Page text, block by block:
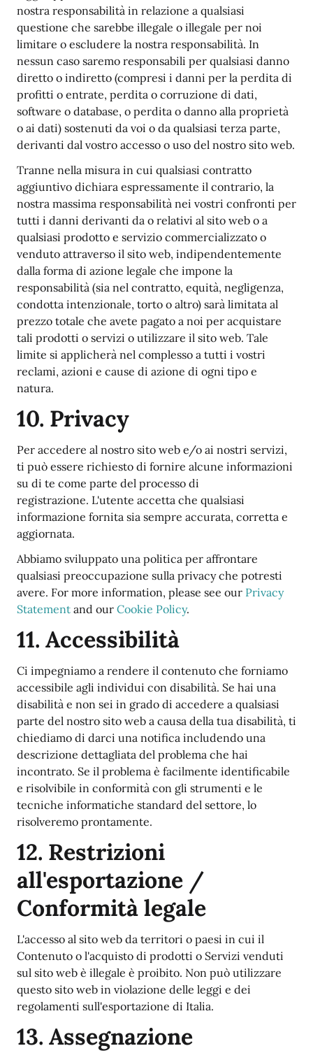
nostra responsabilità in relazione a qualsiasi
questione che sarebbe illegale o illegale per noi
limitare o escludere la nostra responsabilità. In
nessun caso saremo responsabili per qualsiasi danno
diretto o indiretto (compresi i danni per la perdita di
profitti o entrate, perdita o corruzione di dati,
software o database, o perdita o danno alla proprietà
o ai dati) sostenuti da voi o da qualsiasi terza parte,
derivanti dal vostro accesso o uso del nostro sito web.
Tranne nella misura in cui qualsiasi contratto
aggiuntivo dichiara espressamente il contrario, la
nostra massima responsabilità nei vostri confronti per
tutti i danni derivanti da o relativi al sito web o a
qualsiasi prodotto e servizio commercializzato o
venduto attraverso il sito web, indipendentemente
dalla forma di azione legale che impone la
responsabilità (sia nel contratto, equità, negligenza,
condotta intenzionale, torto o altro) sarà limitata al
prezzo totale che avete pagato a noi per acquistare
tali prodotti o servizi o utilizzare il sito web. Tale
limite si applicherà nel complesso a tutti i vostri
reclami, azioni e cause di azione di ogni tipo e
natura.
10. Privacy
Per accedere al nostro sito web e/o ai nostri servizi,
ti può essere richiesto di fornire alcune informazioni
su di te come parte del processo di
registrazione. L'utente accetta che qualsiasi
informazione fornita sia sempre accurata, corretta e
aggiornata.
Abbiamo sviluppato una politica per affrontare
qualsiasi preoccupazione sulla privacy che potresti
avere. For more information, please see our Privacy
Statement and our Cookie Policy.
11. Accessibilità
Ci impegniamo a rendere il contenuto che forniamo
accessibile agli individui con disabilità. Se hai una
disabilità e non sei in grado di accedere a qualsiasi
parte del nostro sito web a causa della tua disabilità, ti
chiediamo di darci una notifica includendo una
descrizione dettagliata del problema che hai
incontrato. Se il problema è facilmente identificabile
e risolvibile in conformità con gli strumenti e le
tecniche informatiche standard del settore, lo
risolveremo prontamente.
12. Restrizioni
all'esportazione /
Conformità legale
L'accesso al sito web da territori o paesi in cui il
Contenuto o l'acquisto di prodotti o Servizi venduti
sul sito web è illegale è proibito. Non può utilizzare
questo sito web in violazione delle leggi e dei
regolamenti sull'esportazione di Italia.
13. Assegnazione